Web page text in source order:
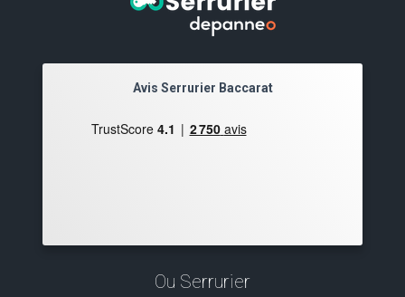
Avis Serrurier Baccarat
Ou Serrurier